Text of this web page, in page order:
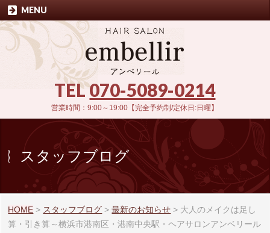
TEL070-5089-0214
営業時間：9:00～19:00【完全予約制/定休日:日曜】
MENU
スタッフブログ
HOME > スタッフブログ >最新のお知らせ > 大人のメイクは足し
算・引き算～横浜市港南区・港南中央駅・ヘアサロンアンベリール